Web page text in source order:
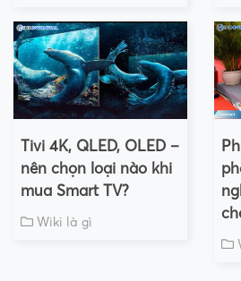
Tivi 4K, QLED, OLED –
nên chọn loại nào khi
mua Smart TV?
Wiki là gì